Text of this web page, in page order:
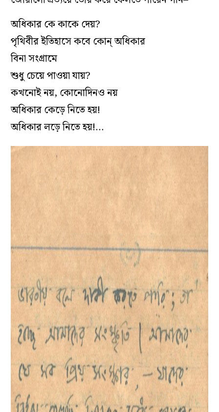
অধিকার কে কাকে দেয়?
পৃথিবীর ইতিহাসে কবে কোন্‌ অধিকার
বিনা সংগ্রামে
শুধু চেয়ে পাওয়া যায়?
কখনোই নয়, কোনোদিনও নয়
অধিকার কেড়ে নিতে হয়!
অধিকার লড়ে নিতে হয়!…